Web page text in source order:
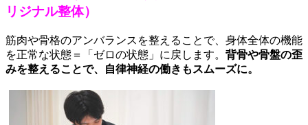
リジナル整体）
筋肉や骨格のアンバランスを整えることで、身体全体の機能
を正常な状態＝「ゼロの状態」に戻します。 背骨や骨盤の歪
みを整えることで、自律神経の働きもスムーズに。